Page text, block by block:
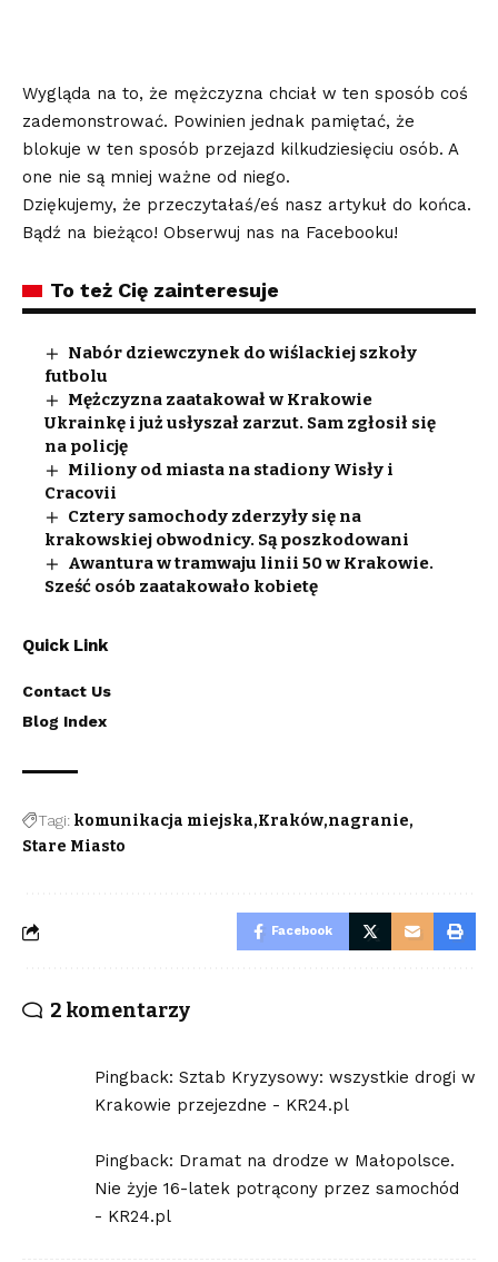
Wygląda na to, że mężczyzna chciał w ten sposób coś
zademonstrować. Powinien jednak pamiętać, że
blokuje w ten sposób przejazd kilkudziesięciu osób. A
one nie są mniej ważne od niego.
Dziękujemy, że przeczytałaś/eś nasz artykuł do końca.
Bądź na bieżąco! Obserwuj nas na Facebooku!
To też Cię zainteresuje
Nabór dziewczynek do wiślackiej szkoły
futbolu
Mężczyzna zaatakował w Krakowie
Ukrainkę i już usłyszał zarzut. Sam zgłosił się
na policję
Miliony od miasta na stadiony Wisły i
Cracovii
Cztery samochody zderzyły się na
krakowskiej obwodnicy. Są poszkodowani
Awantura w tramwaju linii 50 w Krakowie.
Sześć osób zaatakowało kobietę
Quick Link
Contact Us
Blog Index
Tagi: komunikacja miejska Kraków nagranie
Stare Miasto
Facebook
2 komentarzy
Pingback: Sztab Kryzysowy: wszystkie drogi w
Krakowie przejezdne - KR24.pl
Pingback: Dramat na drodze w Małopolsce.
Nie żyje 16-latek potrącony przez samochód
- KR24.pl